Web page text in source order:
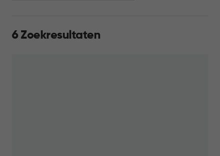
6 Zoekresultaten